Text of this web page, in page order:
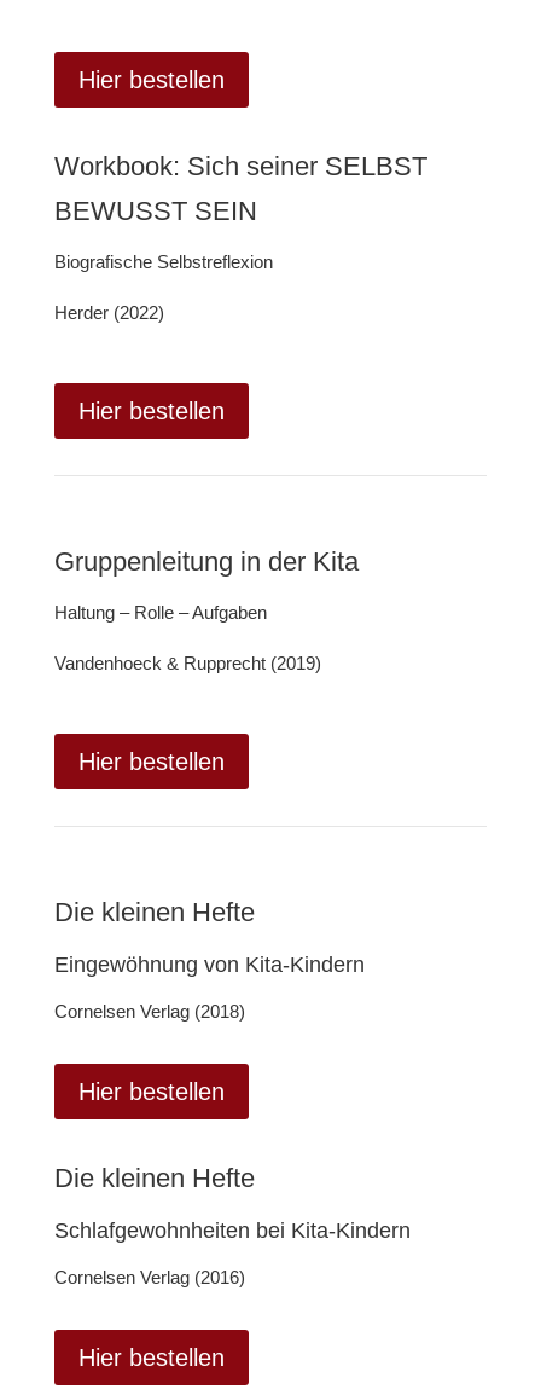
Hier bestellen
Workbook: Sich seiner SELBST
BEWUSST SEIN
Biografische Selbstreflexion
Herder (2022)
Hier bestellen
Gruppenleitung in der Kita
Haltung – Rolle – Aufgaben
Vandenhoeck & Rupprecht (2019)
Hier bestellen
Die kleinen Hefte
Eingewöhnung von Kita-Kindern
Cornelsen Verlag (2018)
Hier bestellen
Die kleinen Hefte
Schlafgewohnheiten bei Kita-Kindern
Cornelsen Verlag (2016)
Hier bestellen